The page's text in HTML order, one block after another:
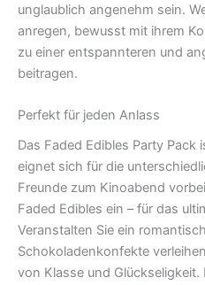
unglaublich angenehm sein.
anregen, bewusst mit ihrem
zu einer entspannteren und
beitragen.
Perfekt für jeden Anlass
Das Faded Edibles Party Pack
eignet sich für die
Freunde zum Kinoabend
Faded Edibles ein – für das
Veranstalten Sie ein
Schokoladenkonfekte
von Klasse und Glückseligkeit.